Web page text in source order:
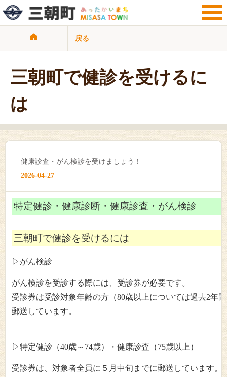
サイト検索
子育て・教育 健康・福祉・介護
ビジネス・事業者
サイトマップ リンク集
戻る
三朝町で健診を受けるに
は
健康診査・がん検診を受けましょう！
2026-04-27
特定健診・健康診断・健康診査・がん検診
三朝町で健診を受けるには
▷がん検診
がん検診を受診する際には、受診券が必要です。
受診券は受診対象年齢の方（80歳以上については過去2
郵送しています。
▷特定健診（40歳～74歳）・健康診査（75歳以上）
受診券は、対象者全員に５月中旬までに郵送しています。